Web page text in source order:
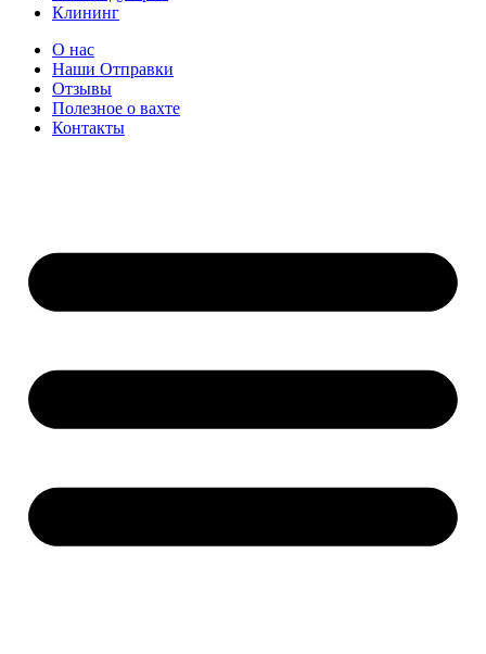
Клининг
О нас
Наши Отправки
Отзывы
Полезное о вахте
Контакты